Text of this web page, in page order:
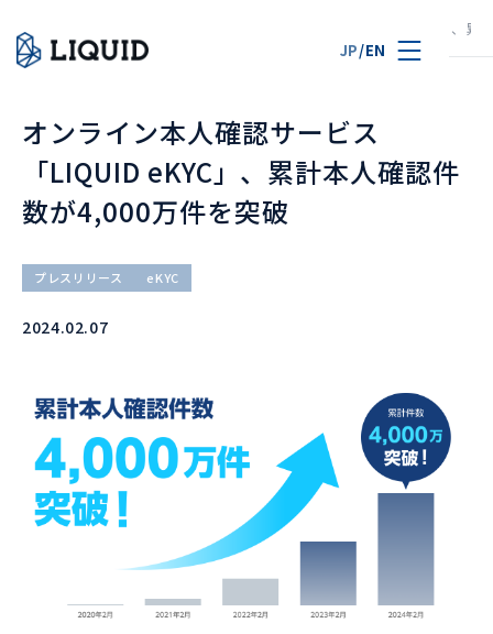
JP/EN
TOP オンライン本人確認サービス「LIQUID eKYC」、
オンライン本人確認サービス
「LIQUID eKYC」、累計本人確認件
数が4,000万件を突破
プレスリリース eKYC
2024.02.07